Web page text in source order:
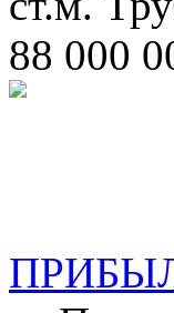
88 000